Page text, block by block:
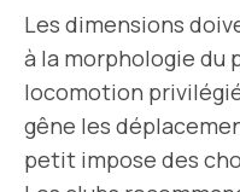
Les dimensions
à la morphologie du
locomotion
gêne les
petit impose des